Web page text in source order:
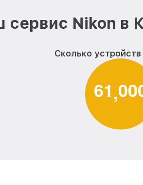
сервис Nikon в
Сколько
61,00